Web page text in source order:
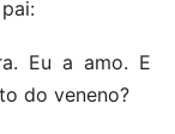
Eu a amo. E
do veneno?